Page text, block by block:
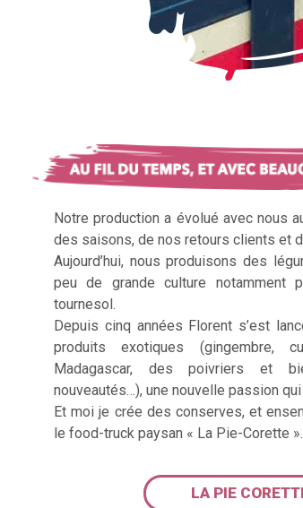
Notre production a évolué avec nous
des saisons, de nos retours clients et
Aujourd’hui, nous produisons des
peu de grande culture notamment
tournesol.
Depuis cinq années Florent s’est
produits exotiques (gingembre,
Madagascar, des poivriers et
nouveautés…), une nouvelle passion qui
Et moi je crée des conserves, et
le food-truck paysan « La Pie-Corette ».
LA PIE